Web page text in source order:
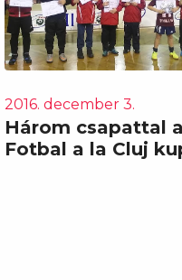
2016. december 3.
Három csapattal a
Fotbal a la Cluj